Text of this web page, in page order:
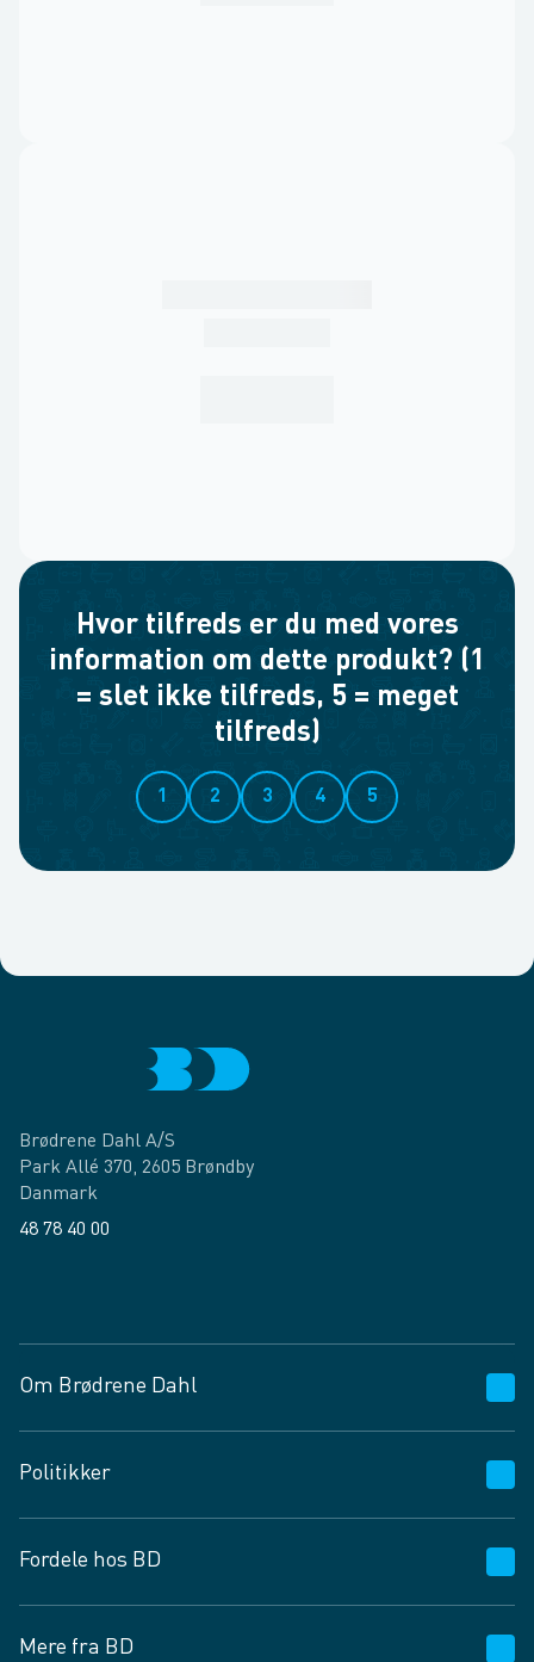
Hvor tilfreds er du med vores
information om dette produkt? (1
= slet ikke tilfreds, 5 = meget
tilfreds)
1 2 3 4 5
Brødrene Dahl A/S
Park Allé 370, 2605 Brøndby
Danmark
48 78 40 00
Om Brødrene Dahl
Vagttelefon 30 10 89 89
Spørgsmål og svar
Job og karriere
Fødevarekontrolrapport
Politikker
Privatlivspolitik
Cookies
Vilkår og betingelser
Fordele hos BD
Mere fra BD